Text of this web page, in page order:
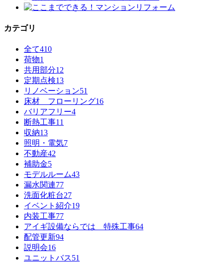
カテゴリ
全て410
荷物1
共用部分12
定期点検13
リノベーション51
床材 フローリング16
バリアフリー4
断熱工事11
収納13
照明・電気7
不動産42
補助金5
モデルルーム43
漏水関連77
洗面化粧台27
イベント紹介19
内装工事77
アイギ設備ならでは 特殊工事64
配管更新94
説明会16
ユニットバス51